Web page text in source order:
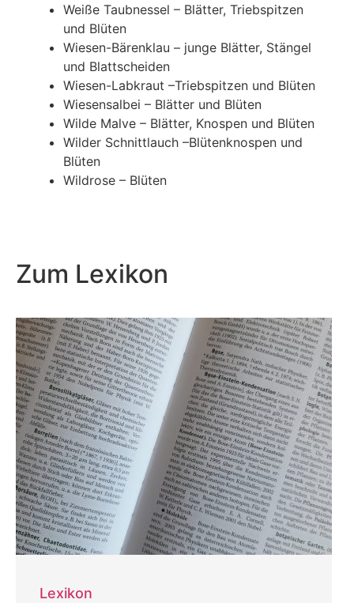
Weiße Taubnessel – Blätter, Triebspitzen
und Blüten
Wiesen-Bärenklau – junge Blätter, Stängel
und Blattscheiden
Wiesen-Labkraut –Triebspitzen und Blüten
Wiesensalbei – Blätter und Blüten
Wilde Malve – Blätter, Knospen und Blüten
Wilder Schnittlauch –Blütenknospen und
Blüten
Wildrose – Blüten
Zum Lexikon
Lexikon